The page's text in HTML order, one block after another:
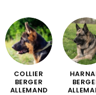
COLLIER
BERGER
ALLEMAND